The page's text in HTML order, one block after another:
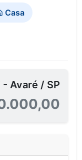
Casa
- Avaré / SP